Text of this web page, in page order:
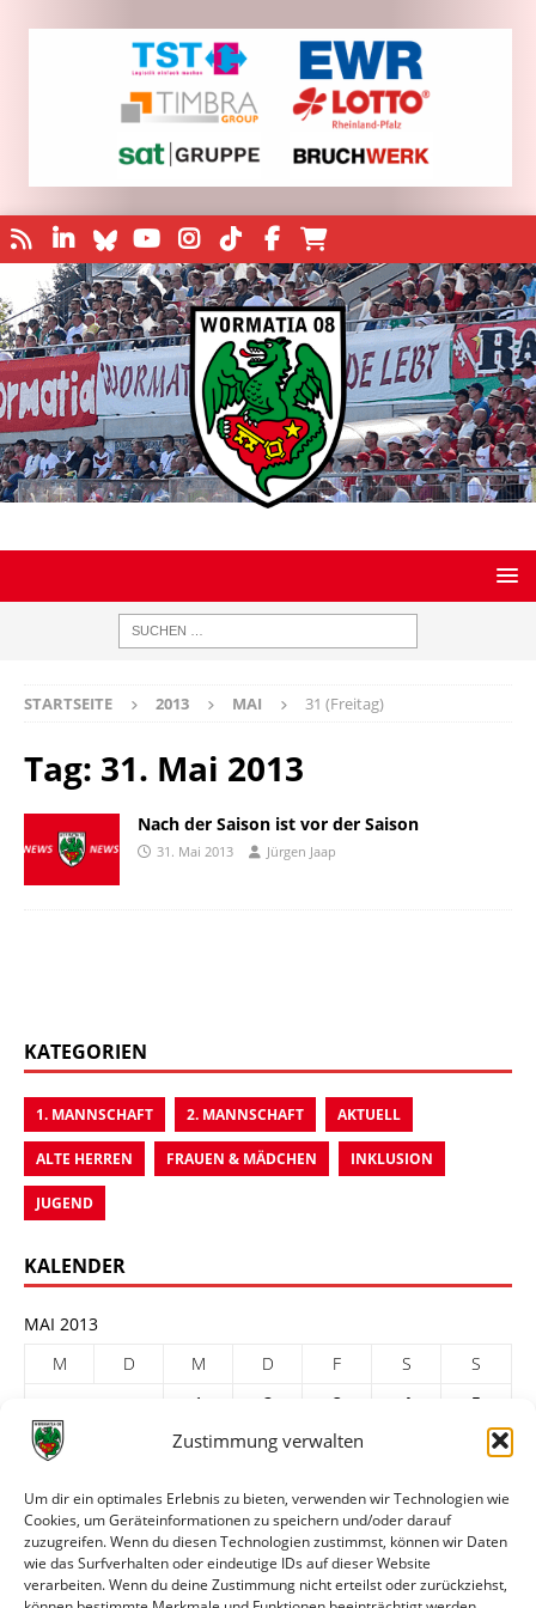
Zustimmung verwalten
Um dir ein optimales Erlebnis zu bieten, verwenden wir Technologien wie
Cookies, um Geräteinformationen zu speichern und/oder darauf
zuzugreifen. Wenn du diesen Technologien zustimmst, können wir Daten
wie das Surfverhalten oder eindeutige IDs auf dieser Website
verarbeiten. Wenn du deine Zustimmung nicht erteilst oder zurückziehst,
STARTSEITE 2013 MAI 31 (Freitag)
Tag: 31. Mai 2013
Nach der Saison ist vor der Saison
31. Mai 2013 Jürgen Jaap
KATEGORIEN
1. MANNSCHAFT 2. MANNSCHAFT AKTUELL
ALTE HERREN FRAUEN & MÄDCHEN INKLUSION
JUGEND
KALENDER
MAI 2013
M
D M D F S
S
1
2 3 4
5
6
8 9 10
20
21 22 23 24 25
27
28 29 30
31
« Apr.
Juni »